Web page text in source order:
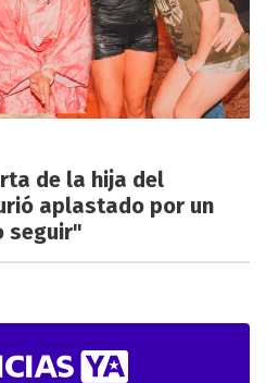
de la hija del
aplastado por un
seguir"